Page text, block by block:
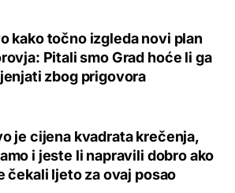
kako točno izgleda novi plan
Pitali smo Grad hoće li ga
zbog prigovora
je cijena kvadrata krečenja,
i jeste li napravili dobro ako
čekali ljeto za ovaj posao